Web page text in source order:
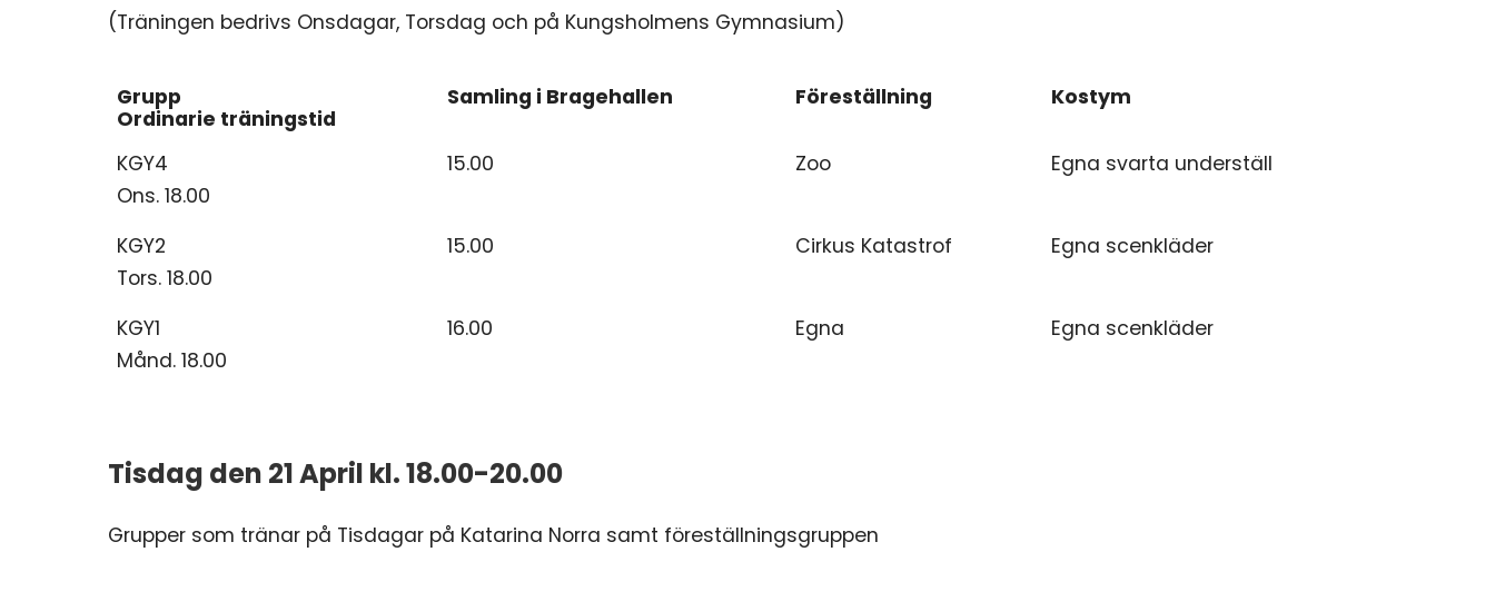
(Träningen bedrivs Onsdagar, Torsdag och på Kungsholmens Gymnasium)
Grupp
Ordinarie träningstid
Samling i Bragehallen Föreställning
Kostym
Grupp
Ordinarie träningstid
Samling i Bragehallen Föreställning Kostym
KGY4
Ons. 18.00
15.00 Zoo Egna svarta underställ
KGY2
Tors. 18.00
15.00 Cirkus Katastrof Egna scenkläder
KGY1
Månd. 18.00
16.00 Egna Egna scenkläder
Tisdag den 21 April kl. 18.00-20.00
Grupper som tränar på Tisdagar på Katarina Norra samt föreställningsgruppen